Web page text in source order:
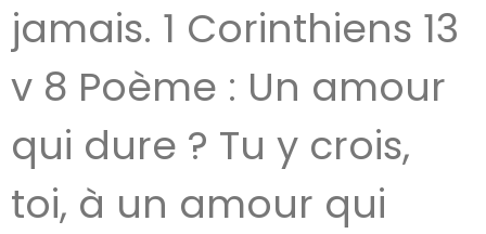
jamais. 1 Corinthiens 13
v 8 Poème : Un amour
qui dure ? Tu y crois,
toi, à un amour qui